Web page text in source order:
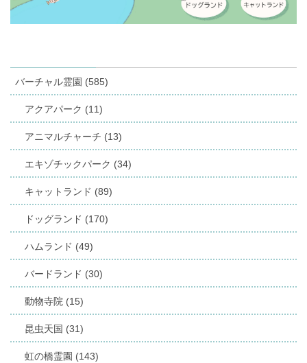
バーチャル霊園 (585)
アクアパーク (11)
アニマルチャーチ (13)
エキゾチックパーク (34)
キャットランド (89)
ドッグランド (170)
ハムランド (49)
バードランド (30)
動物寺院 (15)
昆虫天国 (31)
虹の橋霊園 (143)